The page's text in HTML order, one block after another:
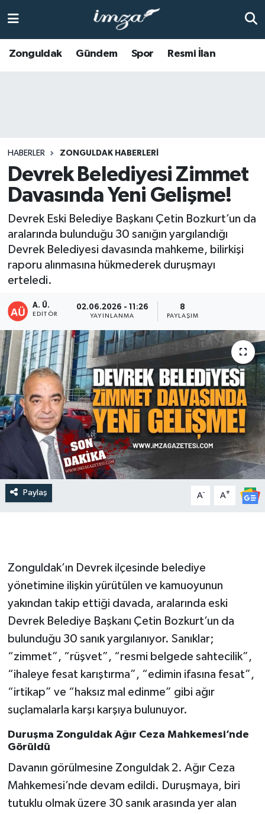
Zonguldak Gündem Spor Resmi İlan
HABERLER ZONGULDAK HABERLERI
Devrek Belediyesi Zimmet
Davasında Yeni Gelişme!
Devrek Eski Belediye Başkanı Çetin Bozkurt’un da
aralarında bulunduğu 30 sanığın yargılandığı
Devrek Belediyesi davasında mahkeme, bilirkişi
raporu alınmasına hükmederek duruşmayı
erteledi.
A. Ü.
EDITÖR
02.06.2026 - 11:26
YAYINLANMA
8
PAYLAŞIM
Paylaş A- A+
Zonguldak’ın Devrek ilçesinde belediye
yönetimine ilişkin yürütülen ve kamuoyunun
yakından takip ettiği davada, aralarında eski
Devrek Belediye Başkanı Çetin Bozkurt’un da
bulunduğu 30 sanık yargılanıyor. Sanıklar;
“zimmet”, “rüşvet”, “resmi belgede sahtecilik”,
“ihaleye fesat karıştırma”, “edimin ifasına fesat”,
“irtikap” ve “haksız mal edinme” gibi ağır
suçlamalarla karşı karşıya bulunuyor.
Duruşma Zonguldak Ağır Ceza Mahkemesi’nde
Görüldü
Davanın görülmesine Zonguldak 2. Ağır Ceza
Mahkemesi’nde devam edildi. Duruşmaya, biri
tutuklu olmak üzere 30 sanık arasında yer alan
Anasayfa
KİLİMLİ
BARTIN
BOLU
ÇAYCUMA
DEVREK
DÜZCE
EREĞLİ
GÖKÇEBEY
KARABÜK
KASTAMONU
Zonguldak Hava Durumu
Tüm Manşetler
Son Dakika Haberleri
Haber Arşivi